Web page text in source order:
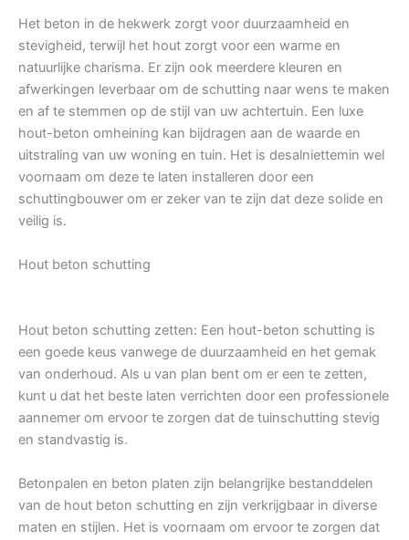
Het beton in de hekwerk zorgt voor duurzaamheid en
stevigheid, terwijl het hout zorgt voor een warme en
natuurlijke charisma. Er zijn ook meerdere kleuren en
afwerkingen leverbaar om de schutting naar wens te maken
en af te stemmen op de stijl van uw achtertuin. Een luxe
hout-beton omheining kan bijdragen aan de waarde en
uitstraling van uw woning en tuin. Het is desalniettemin wel
voornaam om deze te laten installeren door een
schuttingbouwer om er zeker van te zijn dat deze solide en
veilig is.
Hout beton schutting
Hout beton schutting zetten: Een hout-beton schutting is
een goede keus vanwege de duurzaamheid en het gemak
van onderhoud. Als u van plan bent om er een te zetten,
kunt u dat het beste laten verrichten door een professionele
aannemer om ervoor te zorgen dat de tuinschutting stevig
en standvastig is.
Betonpalen en beton platen zijn belangrijke bestanddelen
van de hout beton schutting en zijn verkrijgbaar in diverse
maten en stijlen. Het is voornaam om ervoor te zorgen dat